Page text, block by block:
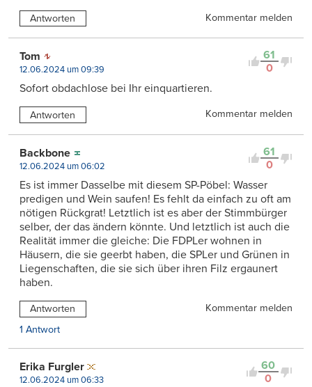
Antworten Kommentar melden
61
0
Tom
12.06.2024 um 09:39
Sofort obdachlose bei Ihr einquartieren.
Antworten Kommentar melden
61
0
Backbone
12.06.2024 um 06:02
Es ist immer Dasselbe mit diesem SP-Pöbel: Wasser
predigen und Wein saufen! Es fehlt da einfach zu oft am
nötigen Rückgrat! Letztlich ist es aber der Stimmbürger
selber, der das ändern könnte. Und letztlich ist auch die
Realität immer die gleiche: Die FDPLer wohnen in
Häusern, die sie geerbt haben, die SPLer und Grünen in
Liegenschaften, die sie sich über ihren Filz ergaunert
haben.
Antworten
Kommentar melden
1 Antwort
60
0
Erika Furgler
12.06.2024 um 06:33